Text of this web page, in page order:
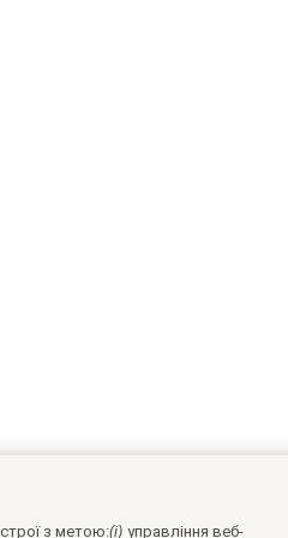
з метою:(i) управління веб-